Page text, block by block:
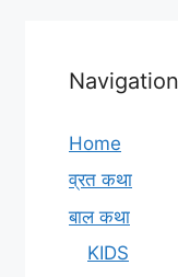
Navigation
Home
व्रत कथा
बाल कथा
KIDS